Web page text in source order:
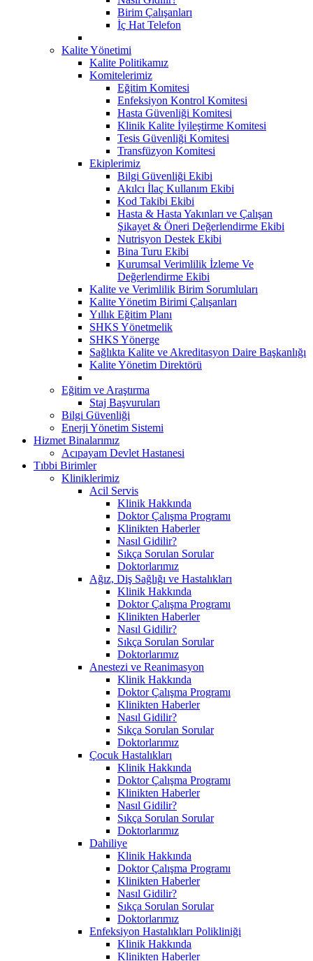
Birim Çalışanları
İç Hat Telefon
Kalite Yönetimi
Kalite Politikamız
Komitelerimiz
Eğitim Komitesi
Enfeksiyon Kontrol Komitesi
Hasta Güvenliği Komitesi
Klinik Kalite İyileştirme Komitesi
Tesis Güvenliği Komitesi
Transfüzyon Komitesi
Ekiplerimiz
Bilgi Güvenliği Ekibi
Akılcı İlaç Kullanım Ekibi
Kod Takibi Ekibi
Hasta & Hasta Yakınları ve Çalışan
Şikayet & Öneri Değerlendirme Ekibi
Nutrisyon Destek Ekibi
Bina Turu Ekibi
Kurumsal Verimlilik İzleme Ve
Değerlendirme Ekibi
Kalite ve Verimlilik Birim Sorumluları
Kalite Yönetim Birimi Çalışanları
Yıllık Eğitim Planı
SHKS Yönetmelik
SHKS Yönerge
Sağlıkta Kalite ve Akreditasyon Daire Başkanlığı
Kalite Yönetim Direktörü
Eğitim ve Araştırma
Staj Başvuruları
Bilgi Güvenliği
Enerji Yönetim Sistemi
Hizmet Binalarımız
Acıpayam Devlet Hastanesi
Tıbbi Birimler
Kliniklerimiz
Acil Servis
Klinik Hakkında
Doktor Çalışma Programı
Klinikten Haberler
Nasıl Gidilir?
Sıkça Sorulan Sorular
Doktorlarımız
Ağız, Diş Sağlığı ve Hastalıkları
Klinik Hakkında
Doktor Çalışma Programı
Klinikten Haberler
Nasıl Gidilir?
Sıkça Sorulan Sorular
Doktorlarımız
Anestezi ve Reanimasyon
Klinik Hakkında
Doktor Çalışma Programı
Klinikten Haberler
Nasıl Gidilir?
Sıkça Sorulan Sorular
Doktorlarımız
Çocuk Hastalıkları
Klinik Hakkında
Doktor Çalışma Programı
Klinikten Haberler
Nasıl Gidilir?
Sıkça Sorulan Sorular
Doktorlarımız
Dahiliye
Klinik Hakkında
Doktor Çalışma Programı
Klinikten Haberler
Nasıl Gidilir?
Sıkça Sorulan Sorular
Doktorlarımız
Enfeksiyon Hastalıkları Polikliniği
Klinik Hakkında
Klinikten Haberler